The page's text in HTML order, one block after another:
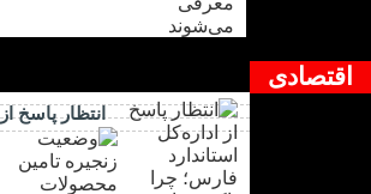
اقتصادی
انتظار پاسخ